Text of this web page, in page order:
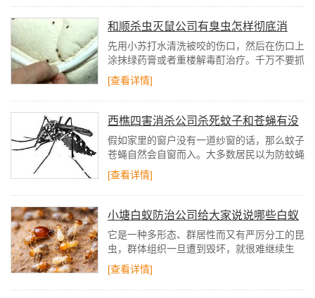
和顺杀虫灭鼠公司有臭虫怎样彻底消
灭？被咬用什么药最好
先用小苏打水清洗被咬的伤口，然后在伤口上
涂抹绿药膏或者重楼解毒酊治疗。千万不要抓
挠，防止感染，也不能喝酒。口服抗组胺药有
较好效果，如苯海拉明糖浆、扑尔敏、酮替芬
等。假如情节严重者一定要到医院就诊。
[查看详情]
西樵四害消杀公司杀死蚊子和苍蝇有没
有什么好的办法
假如家里的窗户没有一道纱窗的话，那么蚊子
苍蝇自然会自窗而入。大多数居民以为防蚊蝇
更管用的是纱窗。西樵四害消杀公司说纱窗的
装置能够有效的阻断蚊蝇的入侵与蚊蝇室内繁
衍滋生，起到灭蚊蝇的作用。
[查看详情]
小塘白蚁防治公司给大家说说哪些白蚁
会入室啃食家具
它是一种多形态、群居性而又有严厉分工的昆
虫，群体组织一旦遭到毁坏，就很难继续生
存。目前，全世界已知2000多种白蚁，中国
除澳白蚁科尚未发现外，其他4科均有，散布
范围很广。
[查看详情]